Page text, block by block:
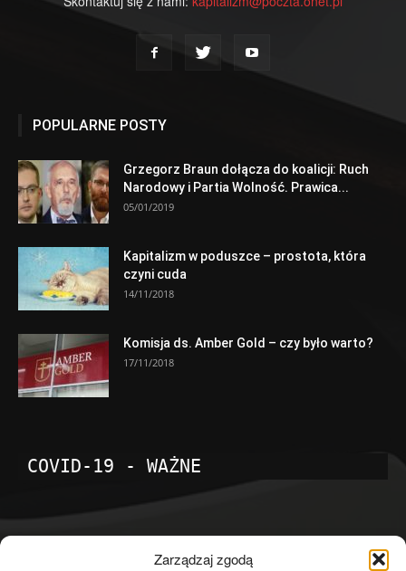
Zarządzaj zgodą
POPULARNE POSTY
Grzegorz Braun dołącza do koalicji: Ruch
Narodowy i Partia Wolność. Prawica...
05/01/2019
Kapitalizm w poduszce – prostota, która
czyni cuda
14/11/2018
Komisja ds. Amber Gold – czy było warto?
17/11/2018
COVID-19 - WAŻNE